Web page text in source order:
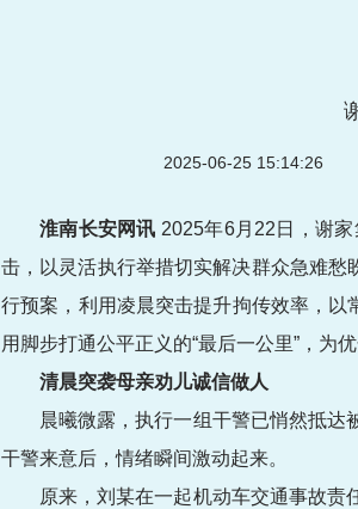
2025-06-25 15:14:26
淮南长安网讯 2025年6月22日，谢
击，以灵活执行举措切实解决群众急难愁
行预案，利用凌晨突击提升拘传效率，以
用脚步打通公平正义的“最后一公里”，为
清晨突袭母亲劝儿诚信做人
晨曦微露，执行一组干警已悄然抵
干警来意后，情绪瞬间激动起来。
原来，刘某在一起机动车交通事故责